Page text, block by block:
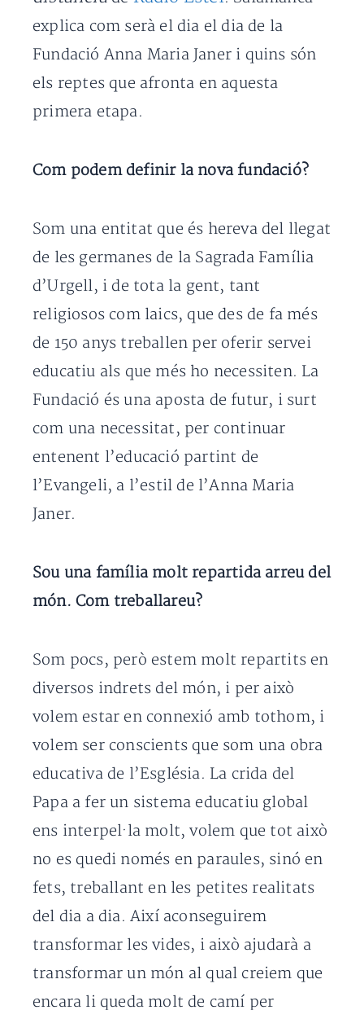
explica com serà el dia el dia de la
Fundació Anna Maria Janer i quins són
els reptes que afronta en aquesta
primera etapa.
Com podem definir la nova fundació?
Som una entitat que és hereva del llegat
de les germanes de la Sagrada Família
d’Urgell, i de tota la gent, tant
religiosos com laics, que des de fa més
de 150 anys treballen per oferir servei
educatiu als que més ho necessiten. La
Fundació és una aposta de futur, i surt
com una necessitat, per continuar
entenent l’educació partint de
l’Evangeli, a l’estil de l’Anna Maria
Janer.
Sou una família molt repartida arreu del
món. Com treballareu?
Som pocs, però estem molt repartits en
diversos indrets del món, i per això
volem estar en connexió amb tothom, i
volem ser conscients que som una obra
educativa de l’Església. La crida del
Papa a fer un sistema educatiu global
ens interpel·la molt, volem que tot això
no es quedi només en paraules, sinó en
fets, treballant en les petites realitats
del dia a dia. Així aconseguirem
transformar les vides, i això ajudarà a
transformar un món al qual creiem que
encara li queda molt de camí per